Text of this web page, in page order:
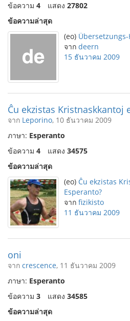
ข้อความ 4 แสดง 27802
ข้อความล่าสุด
(eo)
จาก deern
15 ธันวาคม 2009
Ĉu ekzistas Kristnaskkantoj
จาก Leporino, 10 ธันวาคม 2009
ภาษา: Esperanto
ข้อความ 4 แสดง 34575
ข้อความล่าสุด
(eo) Ĉu ekzistas
Esperanto?
จาก fizikisto
11 ธันวาคม 2009
oni
จาก crescence, 11 ธันวาคม 2009
ภาษา: Esperanto
ข้อความ 3 แสดง 34585
ข้อความล่าสุด